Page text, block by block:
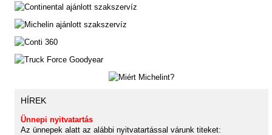
HÍREK
Ünnepi nyitvatartás
Az ünnepek alatt az alábbi nyitvatartással várunk titeket: